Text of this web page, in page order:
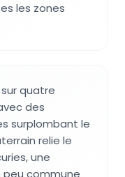
les zones
quatre
des
surplombant le
relie le
une
commune